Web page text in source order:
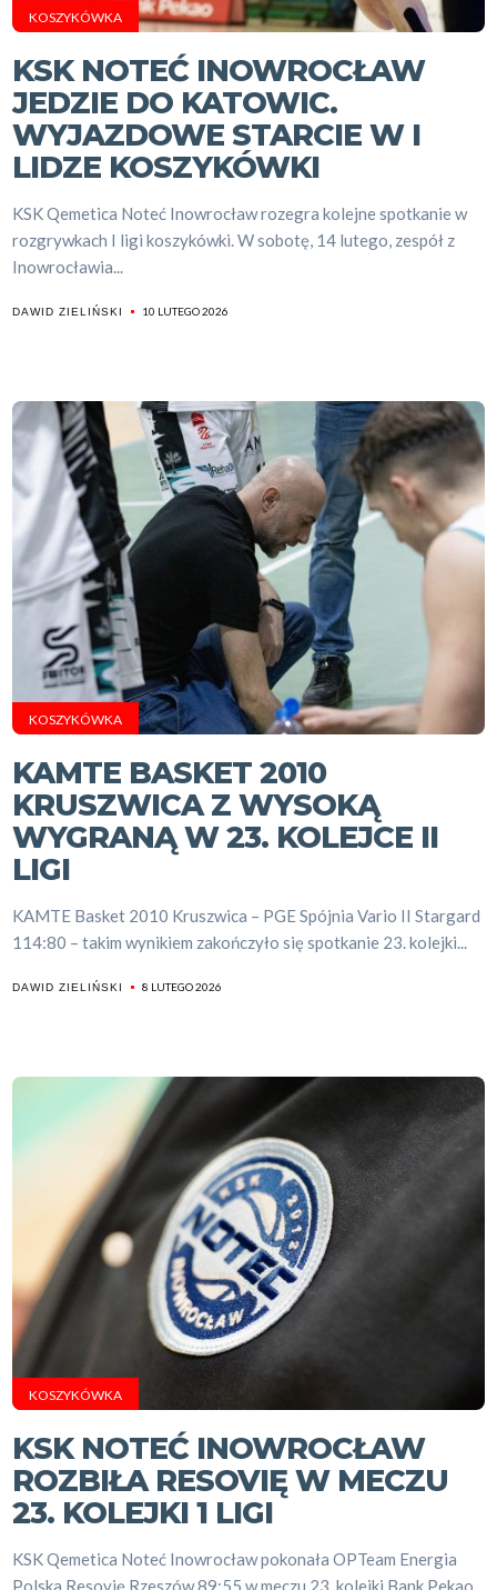
KOSZYKÓWKA
KSK NOTEĆ INOWROCŁAW
JEDZIE DO KATOWIC.
WYJAZDOWE STARCIE W I
LIDZE KOSZYKÓWKI
KSK Qemetica Noteć Inowrocław rozegra kolejne spotkanie w
rozgrywkach I ligi koszykówki. W sobotę, 14 lutego, zespół z
Inowrocławia...
DAWID ZIELIŃSKI 10 LUTEGO 2026
KOSZYKÓWKA
KAMTE BASKET 2010
KRUSZWICA Z WYSOKĄ
WYGRANĄ W 23. KOLEJCE II
LIGI
KAMTE Basket 2010 Kruszwica – PGE Spójnia Vario II Stargard
114:80 – takim wynikiem zakończyło się spotkanie 23. kolejki...
DAWID ZIELIŃSKI 8 LUTEGO 2026
KOSZYKÓWKA
KSK NOTEĆ INOWROCŁAW
ROZBIŁA RESOVIĘ W MECZU
23. KOLEJKI 1 LIGI
KSK Qemetica Noteć Inowrocław pokonała OPTeam Energia
Polska Resovię Rzeszów 89:55 w meczu 23. kolejki Bank Pekao